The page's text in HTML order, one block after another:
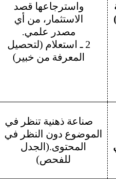
واسترجاعها قصد
الاستثمار، من أي
مصدر علمي.
2 ـ استعلام (لتحصيل
المعرفة من خبير)
صناعة ذهنية تنظر في
الموضوع دون النظر في
المحتوى.(الجدل
للفحص)